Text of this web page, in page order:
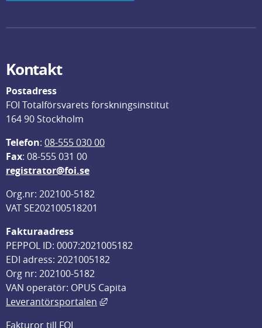
Kontakt
Postadress
FOI Totalförsvarets forskningsinstitut
164 90 Stockholm
Telefon: 08-555 030 00
Fax: 08-555 031 00
registrator@foi.se
Org.nr: 202100-5182
VAT SE202100518201
Fakturaadress
PEPPOL ID: 0007:2021005182
EDI adress: 2021005182
Org nr: 202100-5182
VAN operatör: OPUS Capita
Leverantörsportalen
Länk till annan webbplats, öppnas
Fakturor till FOI